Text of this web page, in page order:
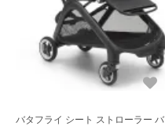
バタフライ シート ストローラー バ